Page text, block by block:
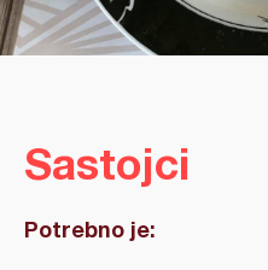
Sastojci
Potrebno je: